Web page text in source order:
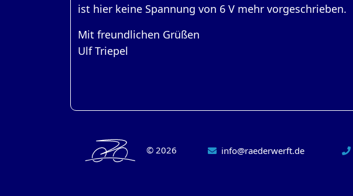
ist hier keine Spannung von 6 V mehr vorgeschrieben.
Mit freundlichen Grüßen
Ulf Triepel
© 2026 info@raederwerft.de